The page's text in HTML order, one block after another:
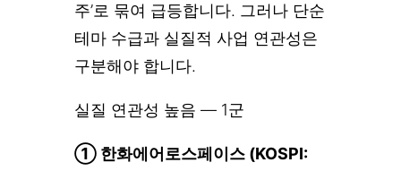
주’로 묶여 급등합니다. 그러나 단순
테마 수급과 실질적 사업 연관성은
구분해야 합니다.
실질 연관성 높음 — 1군
① 한화에어로스페이스 (KOSPI: